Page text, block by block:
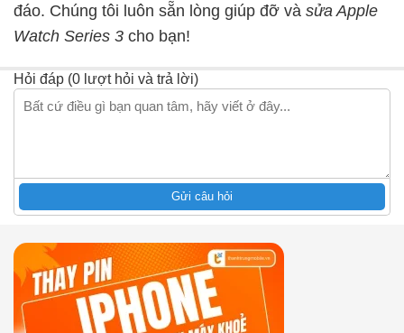
đáo. Chúng tôi luôn sẵn lòng giúp đỡ và sửa Apple
Watch Series 3 cho bạn!
Hỏi đáp (0 lượt hỏi và trả lời)
Gửi câu hỏi